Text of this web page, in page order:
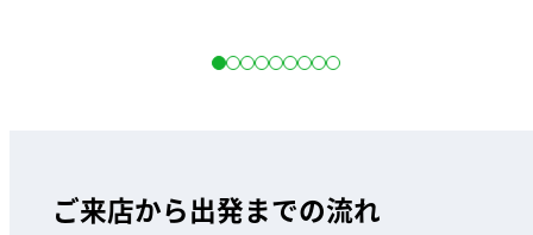
ご来店から出発までの流れ